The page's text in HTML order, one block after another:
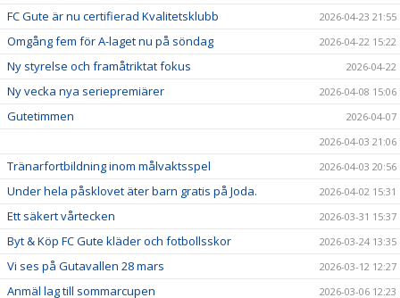
FC Gute är nu certifierad Kvalitetsklubb 2026-04-23 21:55
Omgång fem för A-laget nu på söndag 2026-04-22 15:22
Ny styrelse och framåtriktat fokus 2026-04-22
Ny vecka nya seriepremiärer 2026-04-08 15:06
Gutetimmen
2026-04-07
2026-04-03 21:06
Tränarfortbildning inom målvaktsspel 2026-04-03 20:56
Under hela påsklovet äter barn gratis på Joda. 2026-04-02 15:31
Ett säkert vårtecken 2026-03-31 15:37
Byt & Köp FC Gute kläder och fotbollsskor 2026-03-24 13:35
Vi ses på Gutavallen 28 mars 2026-03-12 12:27
Anmäl lag till sommarcupen 2026-03-06 12:23